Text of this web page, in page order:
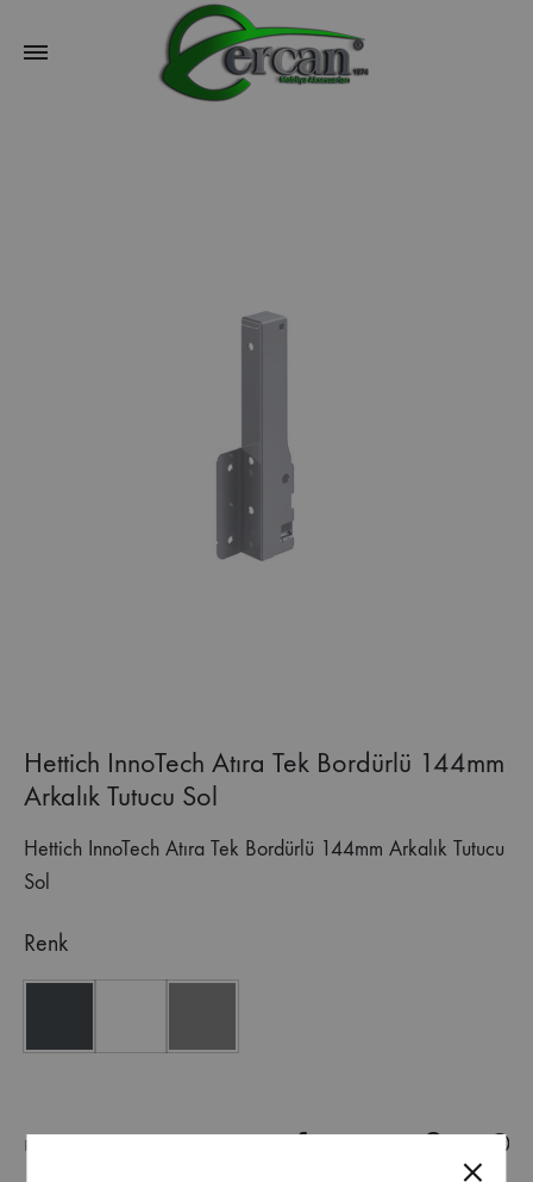
Hettich InnoTech Atıra Tek Bordürlü 144mm
Arkalık Tutucu Sol
Hettich InnoTech Atıra Tek Bordürlü 144mm Arkalık Tutucu
Sol
Renk
PAYLAŞ